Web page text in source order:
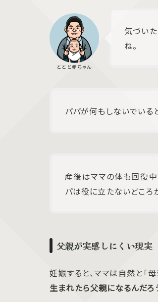
気づい
ね。
パパが何もしないでいる
産後はママの体も回復
パは役に立たないどころ
父親が実感しにくい現実
妊娠すると、ママは自然と「
生まれたら父親になるんだろ